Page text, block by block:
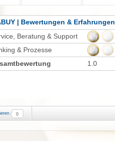
| Bewertungen & Erfahrungen
Beratung & Support
& Prozesse
1.0
0